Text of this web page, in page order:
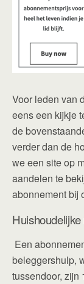
Voor leden van
eens een kijkje
de
verder dan de
we een site op
aandelen te
abonnement bij
Een
beleggershulp,
tussendoor, zijn